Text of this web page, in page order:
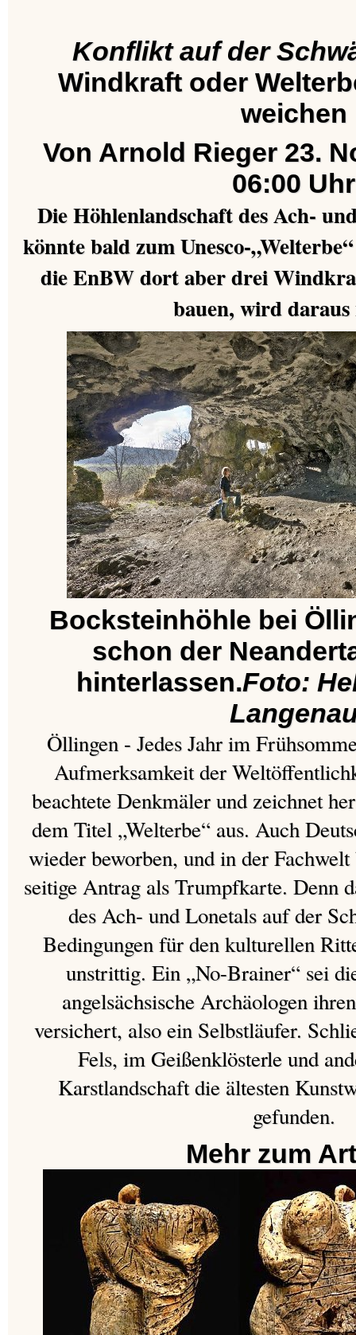
Konflikt auf der
Windkraft oder
weichen
Von Arnold Rieger 23.
06:00 Uhr
Die Höhlenlandschaft des Ach-
könnte bald zum Unesco-
die EnBW dort aber drei
bauen, wird
Bocksteinhöhle bei
schon der
hinterlassen.Foto:
Öllingen - Jedes Jahr im
Aufmerksamkeit der
beachtete Denkmäler und zeichnet
dem Titel „Welterbe“ aus. Auch
wieder beworben, und in der
seitige Antrag als Trumpfkarte. Denn
des Ach- und Lonetals auf der
Bedingungen für den kulturellen
unstrittig. Ein „No-Brainer“ sei
angelsächsische Archäologen
versichert, also ein Selbstläufer.
Fels, im Geißenklösterle und
Karstlandschaft die ältesten
gefunden.
Mehr zum